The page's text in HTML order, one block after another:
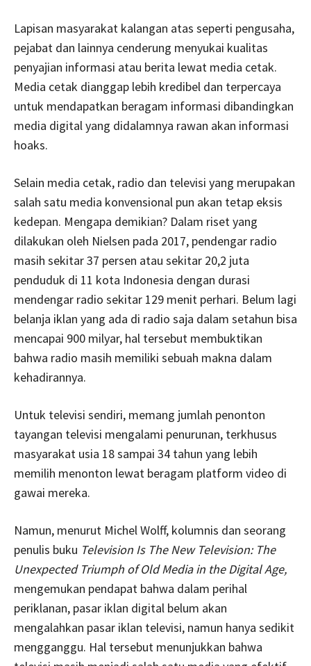
Lapisan masyarakat kalangan atas seperti pengusaha,
pejabat dan lainnya cenderung menyukai kualitas
penyajian informasi atau berita lewat media cetak.
Media cetak dianggap lebih kredibel dan terpercaya
untuk mendapatkan beragam informasi dibandingkan
media digital yang didalamnya rawan akan informasi
hoaks.
Selain media cetak, radio dan televisi yang merupakan
salah satu media konvensional pun akan tetap eksis
kedepan. Mengapa demikian? Dalam riset yang
dilakukan oleh Nielsen pada 2017, pendengar radio
masih sekitar 37 persen atau sekitar 20,2 juta
penduduk di 11 kota Indonesia dengan durasi
mendengar radio sekitar 129 menit perhari. Belum lagi
belanja iklan yang ada di radio saja dalam setahun bisa
mencapai 900 milyar, hal tersebut membuktikan
bahwa radio masih memiliki sebuah makna dalam
kehadirannya.
Untuk televisi sendiri, memang jumlah penonton
tayangan televisi mengalami penurunan, terkhusus
masyarakat usia 18 sampai 34 tahun yang lebih
memilih menonton lewat beragam platform video di
gawai mereka.
Namun, menurut Michel Wolff, kolumnis dan seorang
penulis buku Television Is The New Television: The
Unexpected Triumph of Old Media in the Digital Age,
mengemukan pendapat bahwa dalam perihal
periklanan, pasar iklan digital belum akan
mengalahkan pasar iklan televisi, namun hanya sedikit
mengganggu. Hal tersebut menunjukkan bahwa